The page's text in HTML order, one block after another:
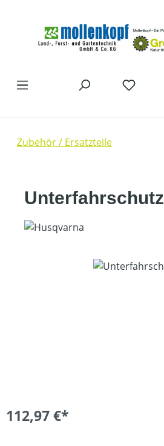
Zubehör / Ersatzteile
Unterfahrschutz
Bildergalerie überspringen
112,97 €*